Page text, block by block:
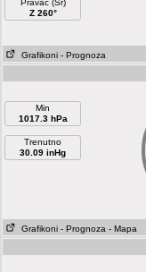
Pravac (Sr)
Z 260°
Grafikoni - Prognoza
Min
1017.3 hPa
Trenutno
30.09 inHg
Grafikoni - Prognoza - Mapa